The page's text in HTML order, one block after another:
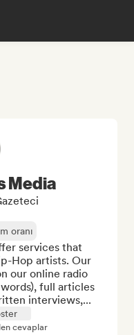
Media
oranı
services that
Hop artists. Our
our online radio
full articles
interviews,...
cevaplar